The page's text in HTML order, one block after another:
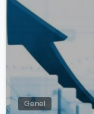
Genel